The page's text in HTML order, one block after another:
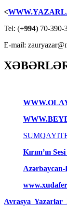
<
Tel: (+994) 70-390-
E-mail:
Kırım’ın
Azərbaycan-
Avrasya Yazarlar